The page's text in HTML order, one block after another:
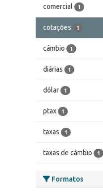
comercial 1
cotações 1
câmbio 1
diárias 1
dólar 1
ptax 1
taxas 1
taxas de câmbio 1
Formatos